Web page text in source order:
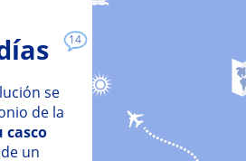
14
se
de la
casco
un